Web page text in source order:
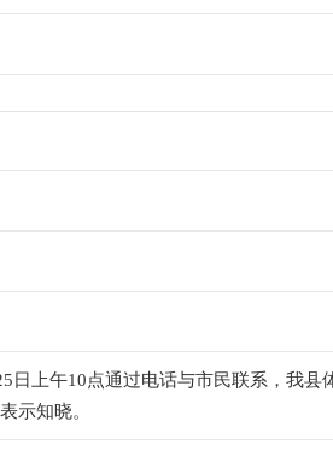
日上午10点通过电话与市民联系，我
示知晓。